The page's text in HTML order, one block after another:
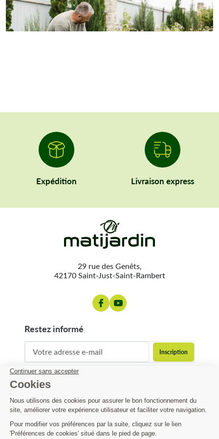
Expédition Livraison express
29 rue des Genêts,
42170 Saint-Just-Saint-Rambert
restez informé
contact@matijardin.fr
Matijardin